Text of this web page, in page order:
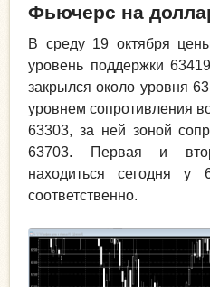
Фьючерс на
В среду 19 октября
уровень поддержки
закрылся около уровня
уровнем сопротивления
63303, за ней зоной
63703. Первая и
находиться сегодня
соответственно.